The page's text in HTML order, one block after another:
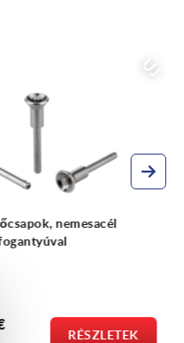
ÚJ
DIN 7603, réz,
nemesacél
RÉSZLETEK